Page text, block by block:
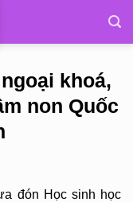
khoá,
non Quốc
đón Học sinh học